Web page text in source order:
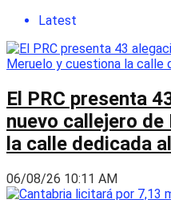
Latest
El PRC presenta
nuevo callejero
la calle dedicada
06/08/26 10:11 AM